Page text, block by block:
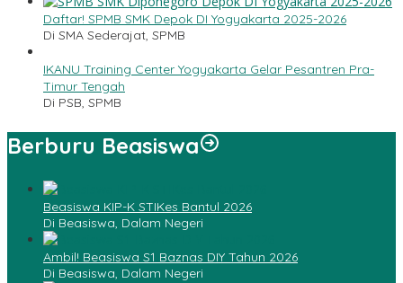
Daftar! SPMB SMK Depok DI Yogyakarta 2025-2026
Di SMA Sederajat, SPMB
IKANU Training Center Yogyakarta Gelar Pesantren Pra-
Timur Tengah
Di PSB, SPMB
Berburu Beasiswa
Beasiswa KIP-K STIKes Bantul 2026
Di Beasiswa, Dalam Negeri
Ambil! Beasiswa S1 Baznas DIY Tahun 2026
Di Beasiswa, Dalam Negeri